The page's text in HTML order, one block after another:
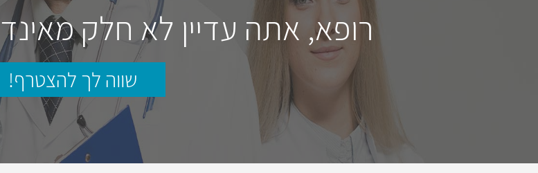
רופא, אתה עדיין לא חלק
שווה לך להצטרף!